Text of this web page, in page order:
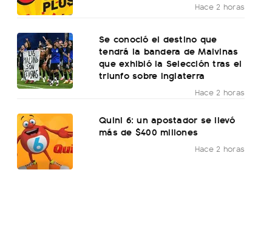
Hace 2 horas
Se conoció el destino que
tendrá la bandera de Malvinas
que exhibió la Selección tras el
triunfo sobre Inglaterra
Hace 2 horas
Quini 6: un apostador se llevó
más de $400 millones
Hace 2 horas